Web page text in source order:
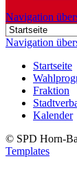
Navigation
Navigation
Startseite
Fraktion
Kalender
© SPD Horn-
Templates